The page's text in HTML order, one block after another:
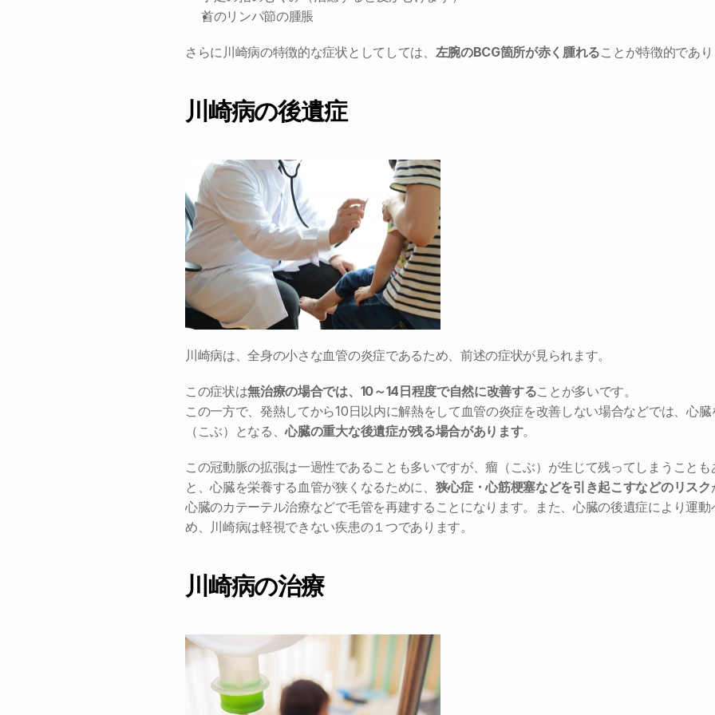
首のリンパ節の腫脹
さらに川崎病の特徴的な症状としてしては、 左腕のBCG箇所が赤く腫れることが特徴的であ
川崎病の後遺症
川崎病は、全身の小さな血管の炎症であるため、前述の症状が見られます。
この症状は無治療の場合では、10～14日程度で自然に改善することが多いです。
この一方で、発熱してから10日以内に解熱をして血管の炎症を改善しない場合などでは、心
（こぶ）となる、心臓の重大な後遺症が残る場合があります。
この冠動脈の拡張は一過性であることも多いですが、瘤（こぶ）が生じて残ってしまうこと
と、心臓を栄養する血管が狭くなるために、 狭心症・心筋梗塞などを引き起こすなどのリスク
心臓のカテーテル治療などで毛管を再建することになります。また、心臓の後遺症により運
め、川崎病は軽視できない疾患の１つであります。
川崎病の治療